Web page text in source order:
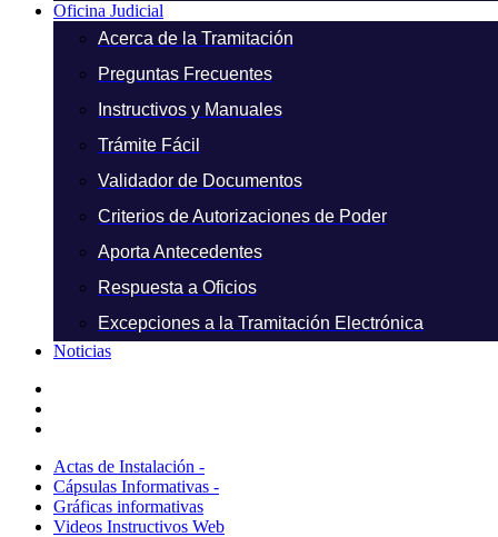
Oficina Judicial
Acerca de la Tramitación
Preguntas Frecuentes
Instructivos y Manuales
Trámite Fácil
Validador de Documentos
Criterios de Autorizaciones de Poder
Aporta Antecedentes
Respuesta a Oficios
Excepciones a la Tramitación Electrónica
Noticias
Actas de Instalación -
Cápsulas Informativas -
Gráficas informativas
Videos Instructivos Web